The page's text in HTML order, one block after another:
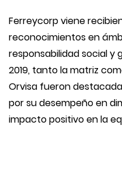
Ferreycorp viene
reconocimientos en
responsabilidad social y
2019, tanto la matriz
Orvisa fueron
por su desempeño en
impacto positivo en la